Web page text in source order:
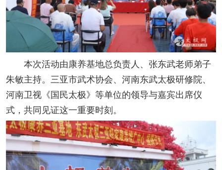
本次活动由康养基地总负责人、张东武老师弟子
朱敏主持。三亚市武术协会、河南东武太极研修院、
河南卫视《国民太极》等单位的领导与嘉宾出席仪
式，共同见证这一重要时刻。